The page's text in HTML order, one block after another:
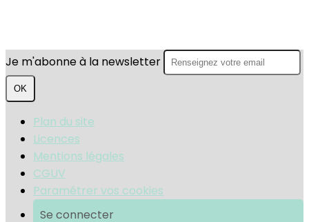
Je m'abonne à la newsletter
OK
Plan du site
Licences
Mentions légales
CGUV
Paramétrer vos cookies
Se connecter